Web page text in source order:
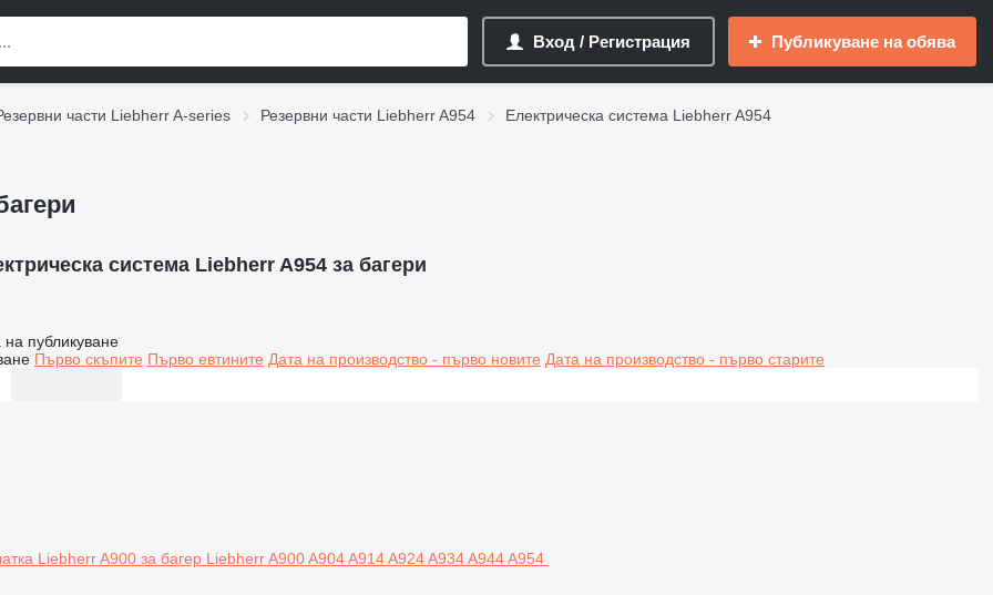
Вход / Регистрация Публикуване на обява
части Liebherr A-series Резервни части Liebherr A954 Електрическа система Liebherr A954
система Liebherr A954 за багери
на публикуване
Първо скъпите Първо евтините Дата на производство - първо новите Дата на производство - първо старите